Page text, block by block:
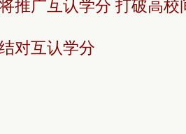
推广互认学分 打破高校
对互认学分